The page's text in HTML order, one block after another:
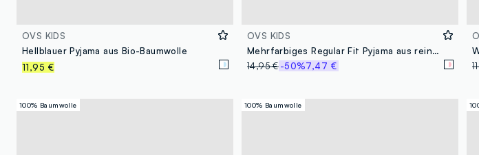
OVS KIDS
Hellblauer Pyjama aus Bio-Baumwolle
11,95 €
OVS KIDS
Mehrfarbiges Regular Fit Pyjama aus reiner Baumwolle für Mädchen
14,95 €-50%7,47 €
100% Baumwolle 100% Baumwolle